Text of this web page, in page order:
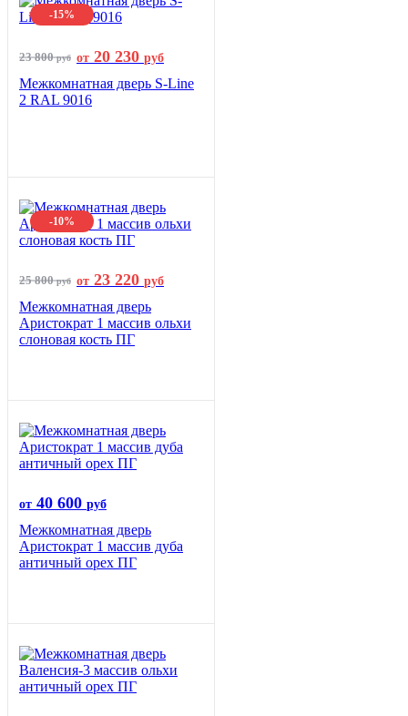
-15%
23 800руб от 20 230 руб
Межкомнатная дверь S-Line
2 RAL 9016
-10%
25 800руб от 23 220 руб
Межкомнатная дверь
Аристократ 1 массив ольхи
слоновая кость ПГ
от 40 600 руб
Межкомнатная дверь
Аристократ 1 массив дуба
античный орех ПГ